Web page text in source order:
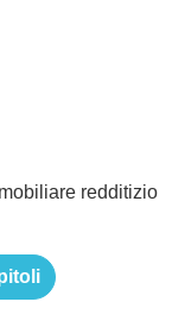
redditizio